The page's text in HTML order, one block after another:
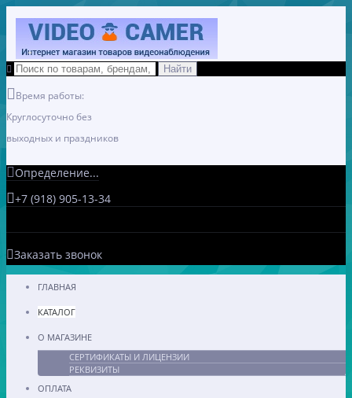
Время работы:
Круглосуточно без
выходных и праздников
Определение...
+7 (918) 905-13-34
Заказать звонок
ГЛАВНАЯ
КАТАЛОГ
О МАГАЗИНЕ
СЕРТИФИКАТЫ И ЛИЦЕНЗИИ
РЕКВИЗИТЫ
ОПЛАТА